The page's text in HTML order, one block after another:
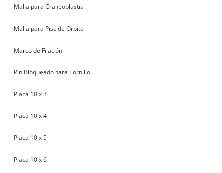
Malla para Craneoplastía
Malla para Piso de Orbita
Marco de Fijación
Pin Bloqueado para Tornillo
Placa 10 x 3
Placa 10 x 4
Placa 10 x 5
Placa 10 x 6